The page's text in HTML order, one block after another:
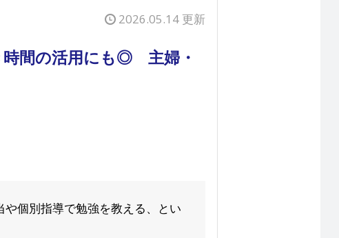
2026.05.14 更新
時間の活用にも◎ 主婦・
個別指導で勉強を教える、とい